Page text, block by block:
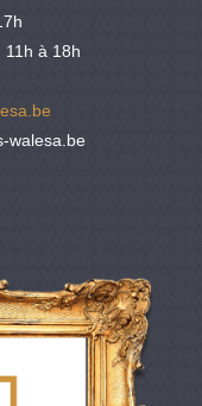
11h à 18h
walesa.be